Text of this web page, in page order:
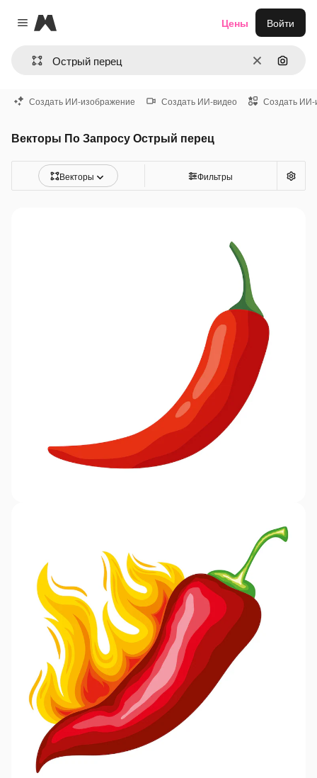
Close menu
Magnific
ОчиститьПоиск
Цены Войти
Создать ИИ-изображение Создать ИИ-видео Создать ИИ-
Векторы По Запросу Острый перец
Векторы Фильтры